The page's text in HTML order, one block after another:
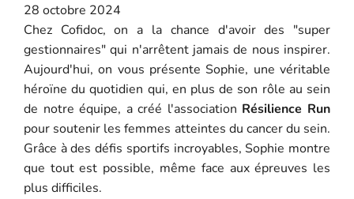
28 octobre 2024
Chez Cofidoc, on a la chance d'avoir des "super
gestionnaires" qui n'arrêtent jamais de nous inspirer.
Aujourd'hui, on vous présente Sophie, une véritable
héroïne du quotidien qui, en plus de son rôle au sein
de notre équipe, a créé l'association Résilience Run
pour soutenir les femmes atteintes du cancer du sein.
Grâce à des défis sportifs incroyables, Sophie montre
que tout est possible, même face aux épreuves les
plus difficiles.